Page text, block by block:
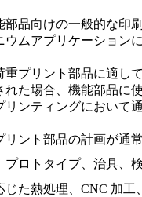
部品向けの一般的な印
ウムアプリケーション
重プリント部品に適し
た場合、機能部品に
ンティングにおいて
ント部品の計画が通
ロトタイプ、治具、
た熱処理、CNC 加工